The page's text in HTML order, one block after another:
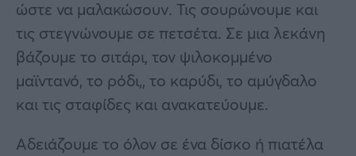
ώστε να μαλακώσουν. Τις σουρώνουμε και
τις στεγνώνουμε σε πετσέτα. Σε μια λεκάνη
βάζουμε το σιτάρι, τον ψιλοκομμένο
μαϊντανό, το ρόδι,, το καρύδι, το αμύγδαλο
και τις σταφίδες και ανακατεύουμε.
Αδειάζουμε το όλον σε ένα δίσκο ή πιατέλα